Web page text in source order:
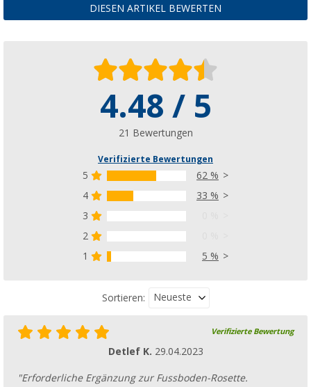
DIESEN ARTIKEL BEWERTEN
4.48 / 5
21 Bewertungen
Verifizierte Bewertungen
5
62 %
4
33 %
3
2
1
5 %
Sortieren: Neueste
Verifizierte Bewertung
Detlef K. 29.04.2023
"Erforderliche Ergänzung zur Fussboden-Rosette.